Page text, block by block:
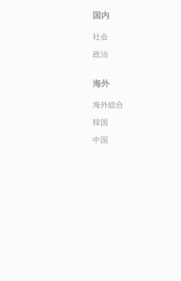
国内
社会
政治
海外
海外総合
韓国
中国